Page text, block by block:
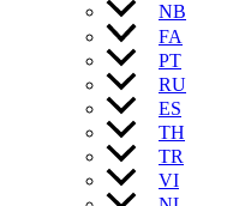
NB
FA
PT
RU
ES
TH
TR
VI